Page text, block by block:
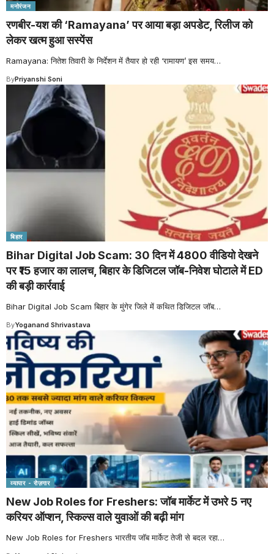
मनोरंजन
रणबीर-यश की ‘Ramayana’ पर आया बड़ा अपडेट, रिलीज को
लेकर खत्म हुआ सस्पेंस
Ramayana: नितेश तिवारी के निर्देशन में तैयार हो रही ‘रामायण’ इस समय…
ByPriyanshi Soni
बिहार
Bihar Digital Job Scam: 30 दिन में 4800 वीडियो देखने
पर ₹15 हजार का लालच, बिहार के डिजिटल जॉब-निवेश घोटाले में ED
की बड़ी कार्रवाई
Bihar Digital Job Scam बिहार के मुंगेर जिले में कथित डिजिटल जॉब…
ByYoganand Shrivastava
व्यापार - रोज़गार
New Job Roles for Freshers: जॉब मार्केट में उभरे 5 नए
करियर ऑप्शन, स्किल्स वाले युवाओं की बढ़ी मांग
New Job Roles for Freshers भारतीय जॉब मार्केट तेजी से बदल रहा…